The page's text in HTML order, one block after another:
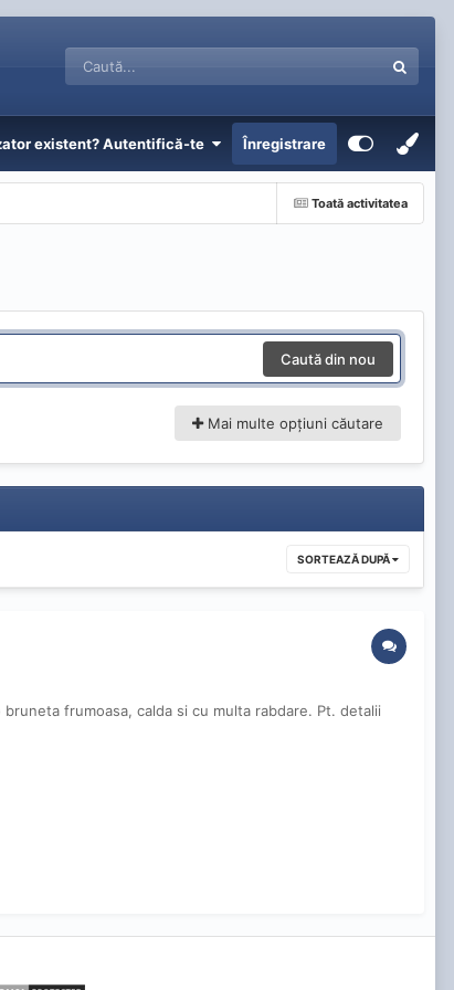
existent? Autentifică-te Înregistrare
Toată activitatea
Caută din nou
Mai multe opțiuni căutare
SORTEAZĂ DUPĂ
frumoasa, calda si cu multa rabdare. Pt. detalii